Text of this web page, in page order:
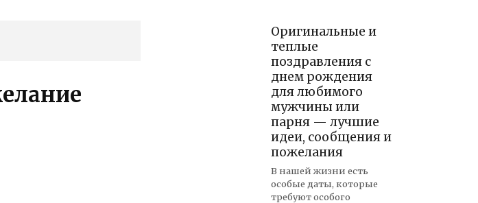
Оригинальные и
теплые
поздравления с
днем рождения
для любимого
мужчины или
парня — лучшие
идеи, сообщения и
пожелания
В нашей жизни есть
особые даты, которые
требуют особого